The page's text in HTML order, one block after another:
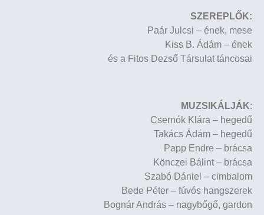
SZEREPLŐK:
Paár Julcsi – ének, mese
Kiss B. Ádám – ének
és a Fitos Dezső Társulat táncosai
MUZSIKÁLJÁK:
Csernók Klára – hegedű
Takács Ádám – hegedű
Papp Endre – brácsa
Könczei Bálint – brácsa
Szabó Dániel – cimbalom
Bede Péter – fúvós hangszerek
Bognár András – nagybőgő, gardon